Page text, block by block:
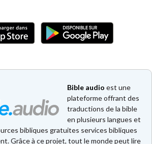
Bible audio est une
plateforme offrant des
traductions de la bible
en plusieurs langues et
bibliques gratuites services bibliques
Grâce à ce projet, tout le monde peut lire